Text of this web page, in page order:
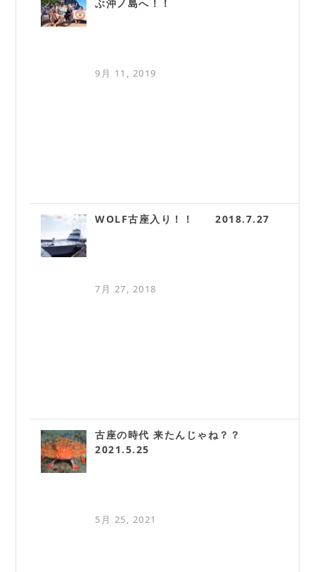
ぶ沖ノ島へ！！
9月 11, 2019
WOLF古座入り！！ 2018.7.27
7月 27, 2018
古座の時代 来たんじゃね？？
2021.5.25
5月 25, 2021